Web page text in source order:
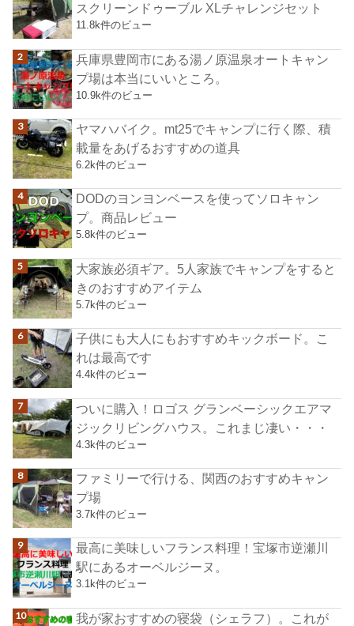
スクリーンドゥーブル XLチャレンジセット
11.8k件のビュー
兵庫県豊岡市にある湯ノ原温泉オートキャン
プ場は本当にいいところ。
10.9k件のビュー
ヤマハバイク。mt25でキャンプに行く際、積
載量をあげるおすすめの道具
6.2k件のビュー
DODのヨンヨンベースを使ってソロキャン
プ。商品レビュー
5.8k件のビュー
大家族必須ギア。5人家族でキャンプをすると
きのおすすめアイテム
5.7k件のビュー
子供にも大人にもおすすめキックボード。こ
れは最高です
4.4k件のビュー
ついに購入！ロゴス グランベーシックエアマ
ジックリビングハウス。これまじ凄い・・・
4.3k件のビュー
ファミリーで行ける、関西のおすすめキャン
プ場
3.7k件のビュー
最高に美味しいフランス料理！宝塚市逆瀬川
駅にあるオーベルジーヌ。
3.1k件のビュー
我が家おすすめの寝袋（シェラフ）。これが